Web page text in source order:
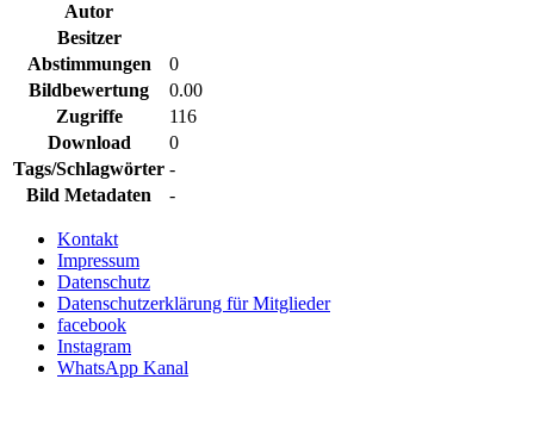
Autor
Besitzer
Abstimmungen
0
Bildbewertung
0.00
Zugriffe
116
Download
0
Tags/Schlagwörter -
Bild Metadaten
-
Kontakt
Impressum
Datenschutz
Datenschutzerklärung für Mitglieder
facebook
Instagram
WhatsApp Kanal